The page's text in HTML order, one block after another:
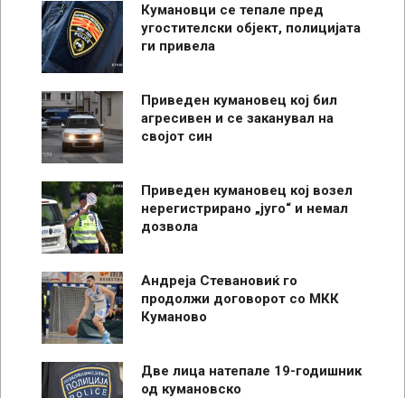
Кумановци се тепале пред
угостителски објект, полицијата
ги привела
Приведен кумановец кој бил
агресивен и се заканувал на
својот син
Приведен кумановец кој возел
нерегистрирано „југо“ и немал
дозвола
Андреја Стевановиќ го
продолжи договорот со МКК
Куманово
Две лица натепале 19-годишник
од кумановско